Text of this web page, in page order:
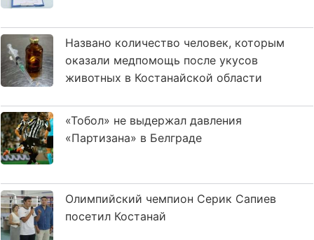
Названо количество человек, которым
оказали медпомощь после укусов
животных в Костанайской области
«Тобол» не выдержал давления
«Партизана» в Белграде
Олимпийский чемпион Серик Сапиев
посетил Костанай